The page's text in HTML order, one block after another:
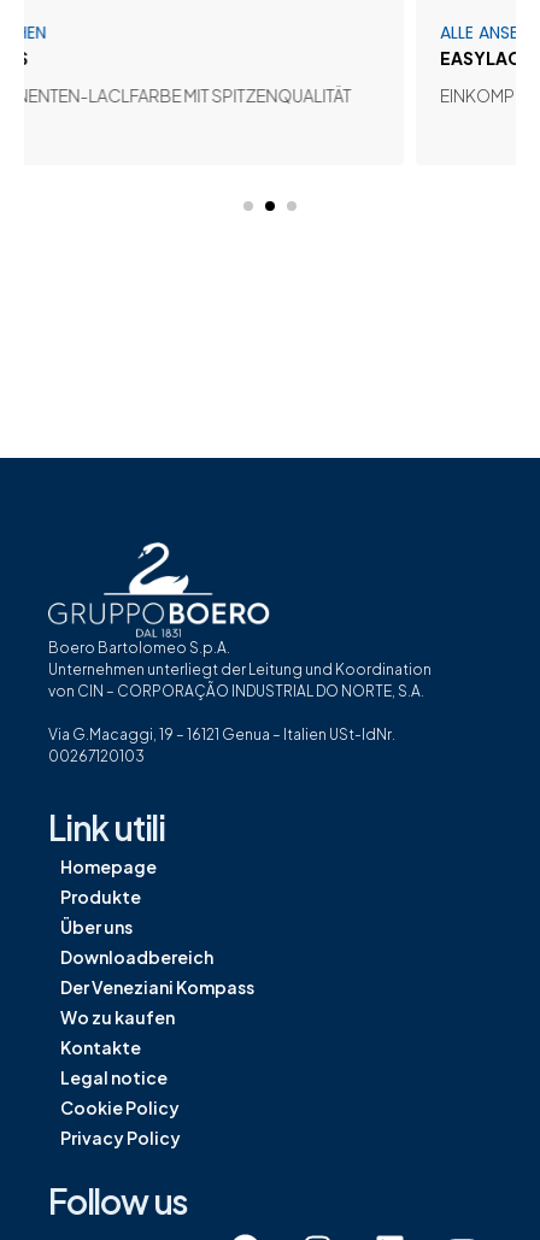
LACLFARBE MIT SPITZENQUALITÄT
ALLE ANSEHEN
EASYLAC
Boero Bartolomeo S.p.A.
Unternehmen unterliegt der Leitung und Koordination
von CIN – CORPORAÇÃO INDUSTRIAL DO NORTE, S.A.
Via G.Macaggi, 19 – 16121 Genua – Italien USt-IdNr.
00267120103
Link utili
Homepage
Produkte
Über uns
Downloadbereich
Der Veneziani Kompass
Wo zu kaufen
Kontakte
Legal notice
Cookie Policy
Privacy Policy
Follow us